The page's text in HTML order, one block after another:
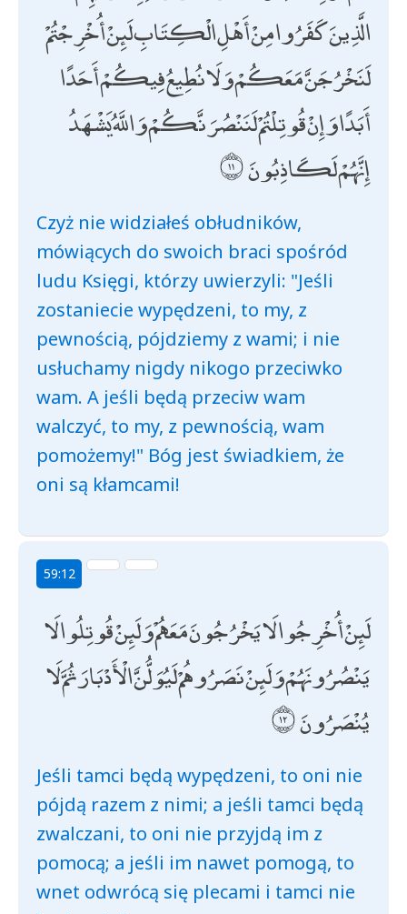
الَّذِينَ كَفَرُوا مِنْ أَهْلِ الْكِتَابِ لَئِنْ أُخْرِجْتُمْ
لَنَخْرُجَنَّ مَعَكُمْ وَلَا نُطِيعُ فِيكُمْ أَحَدًا
أَبَدًا وَإِنْ قُوتِلْتُمْ لَنَنْصُرَنَّكُمْ وَاللَّهُ يَشْهَدُ
إِنَّهُمْ لَكَاذِبُونَ
Czyż nie widziałeś obłudników,
mówiących do swoich braci spośród
ludu Księgi, którzy uwierzyli: "Jeśli
zostaniecie wypędzeni, to my, z
pewnością, pójdziemy z wami; i nie
usłuchamy nigdy nikogo przeciwko
wam. A jeśli będą przeciw wam
walczyć, to my, z pewnością, wam
pomożemy!" Bóg jest świadkiem, że
oni są kłamcami!
59:12
لَئِنْ أُخْرِجُوا لَا يَخْرُجُونَ مَعَهُمْ وَلَئِنْ قُوتِلُوا لَا
يَنْصُرُونَهُمْ وَلَئِنْ نَصَرُوهُمْ لَيُوَلُّنَّ الْأَدْبَارَ ثُمَّ لَا
يُنْصَرُونَ
Jeśli tamci będą wypędzeni, to oni nie
pójdą razem z nimi; a jeśli tamci będą
zwalczani, to oni nie przyjdą im z
pomocą; a jeśli im nawet pomogą, to
wnet odwrócą się plecami i tamci nie